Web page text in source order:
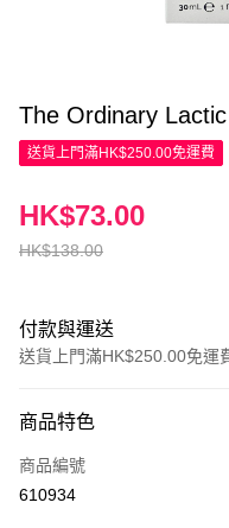
The Ordinary
送貨上門滿HK$250.00免運費
HK$138.00
HK$73.00
付款與運送
送貨上門滿HK$250.00免運
信用卡
Apple Pay
商品特色
商品編號
610934